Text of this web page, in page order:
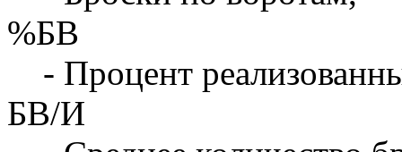
%БВ
- Процент
БВ/И